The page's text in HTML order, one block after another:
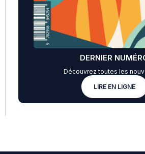
DERNIER
Découvrez toutes les
LIRE EN LIGNE